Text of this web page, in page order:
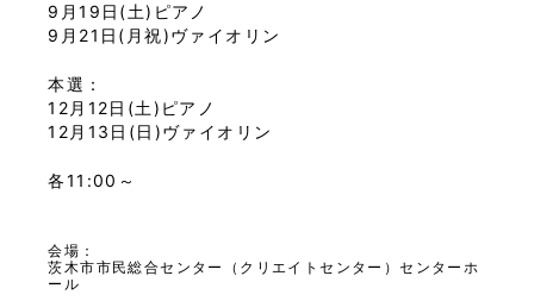
9月19日(土)ピアノ
9月21日(月祝)ヴァイオリン
本選：
12月12日(土)ピアノ
12月13日(日)ヴァイオリン
各11:00～
会場：
茨木市市民総合センター（クリエイトセンター）センターホ
ール